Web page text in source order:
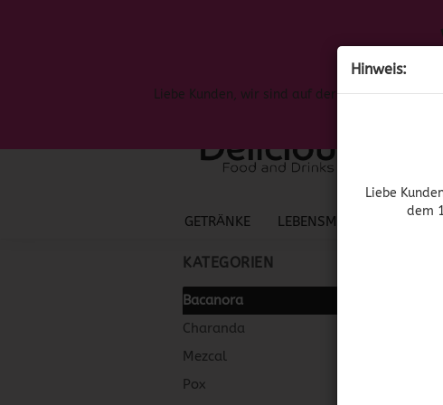
Hinweis:
Liebe
dem
Liebe Kunden, wir sind auf der Suche nach
GETRÄNKE LEBENSMITTEL
KATEGORIEN
Bacanora
Charanda
Mezcal
Pox